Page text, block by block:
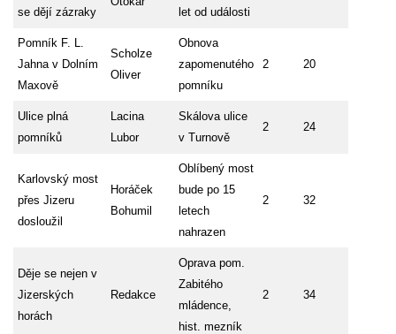
se dějí zázraky
let od události
Pomník F. L.
Jahna v Dolním
Maxově
Scholze
Oliver
Obnova
zapomenutého
pomníku
2 20
Ulice plná
pomníků
Lacina
Lubor
Skálova ulice
v Turnově
2 24
Karlovský most
přes Jizeru
dosloužil
Horáček
Bohumil
Oblíbený most
bude po 15
letech
nahrazen
2 32
Děje se nejen v
Jizerských
horách
Redakce
Oprava pom.
Zabitého
mládence,
hist. mezník
2 34